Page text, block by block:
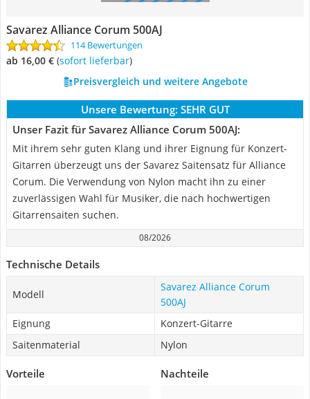
Savarez Alliance Corum 500AJ
114 Bewertungen
ab 16,00 € ( Sofort lieferbar)
Preisvergleich und weitere Angebote
Unsere Bewertung: SEHR GUT
Unser Fazit für Savarez Alliance Corum 500AJ:
Mit ihrem sehr guten Klang und ihrer Eignung für Konzert-
Gitarren überzeugt uns der Savarez Saitensatz für Alliance
Corum. Die Verwendung von Nylon macht ihn zu einer
zuverlässigen Wahl für Musiker, die nach hochwertigen
Gitarrensaiten suchen.
08/2026
Technische Details
Modell
Savarez Alliance Corum
500AJ
Eignung
Konzert-Gitarre
Saitenmaterial
Nylon
Vorteile Nachteile